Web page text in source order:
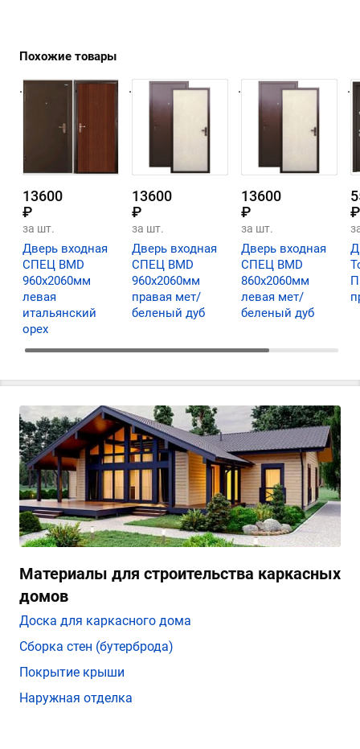
Похожие товары
.
13600
₽
за шт.
Дверь входная
СПЕЦ BMD
960х2060мм
левая
итальянский
орех
.
13600
₽
за шт.
Дверь входная
СПЕЦ BMD
960х2060мм
правая мет/
беленый дуб
.
13600
₽
за шт.
Дверь входная
СПЕЦ BMD
860х2060мм
левая мет/
беленый дуб
.
₽
Материалы для строительства каркасных
домов
Доска для каркасного дома
Сборка стен (бутерброда)
Покрытие крыши
Наружная отделка